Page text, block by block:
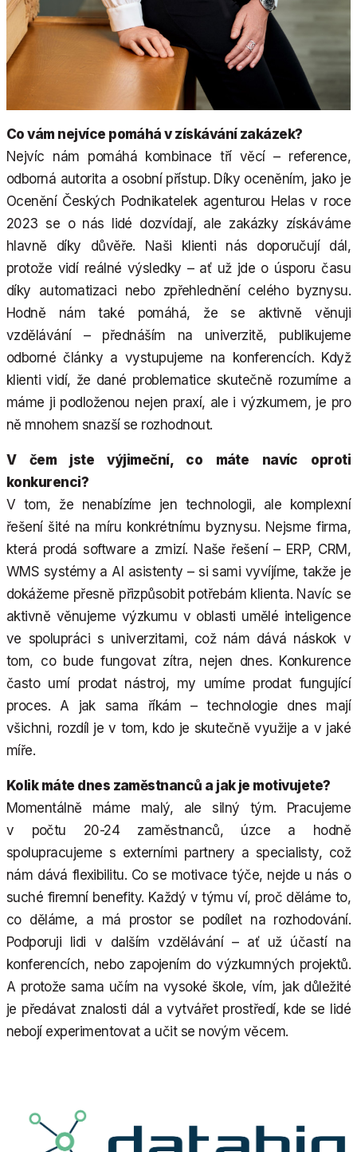
Co vám nejvíce pomáhá v získávání zakázek?
Nejvíc nám pomáhá kombinace tří věcí – reference,
odborná autorita a osobní přístup. Díky oceněním, jako je
Ocenění Českých Podnikatelek agenturou Helas v roce
2023 se o nás lidé dozvídají, ale zakázky získáváme
hlavně díky důvěře. Naši klienti nás doporučují dál,
protože vidí reálné výsledky – ať už jde o úsporu času
díky automatizaci nebo zpřehlednění celého byznysu.
Hodně nám také pomáhá, že se aktivně věnuji
vzdělávání – přednáším na univerzitě, publikujeme
odborné články a vystupujeme na konferencích. Když
klienti vidí, že dané problematice skutečně rozumíme a
máme ji podloženou nejen praxí, ale i výzkumem, je pro
ně mnohem snazší se rozhodnout.
V čem jste výjimeční, co máte navíc oproti
konkurenci?
V tom, že nenabízíme jen technologii, ale komplexní
řešení šité na míru konkrétnímu byznysu. Nejsme firma,
která prodá software a zmizí. Naše řešení – ERP, CRM,
WMS systémy a AI asistenty – si sami vyvíjíme, takže je
dokážeme přesně přizpůsobit potřebám klienta. Navíc se
aktivně věnujeme výzkumu v oblasti umělé inteligence
ve spolupráci s univerzitami, což nám dává náskok v
tom, co bude fungovat zítra, nejen dnes. Konkurence
často umí prodat nástroj, my umíme prodat fungující
proces. A jak sama říkám – technologie dnes mají
všichni, rozdíl je v tom, kdo je skutečně využije a v jaké
míře.
Kolik máte dnes zaměstnanců a jak je motivujete?
Momentálně máme malý, ale silný tým. Pracujeme
v počtu 20-24 zaměstnanců, úzce a hodně
spolupracujeme s externími partnery a specialisty, což
nám dává flexibilitu. Co se motivace týče, nejde u nás o
suché firemní benefity. Každý v týmu ví, proč děláme to,
co děláme, a má prostor se podílet na rozhodování.
Podporuji lidi v dalším vzdělávání – ať už účastí na
konferencích, nebo zapojením do výzkumných projektů.
A protože sama učím na vysoké škole, vím, jak důležité
je předávat znalosti dál a vytvářet prostředí, kde se lidé
nebojí experimentovat a učit se novým věcem.